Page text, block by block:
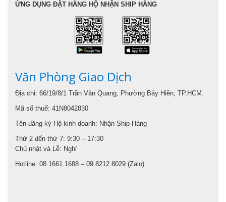
ỨNG DỤNG ĐẶT HÀNG HỘ NHẬN SHIP HÀNG
Văn Phòng Giao Dịch
Địa chỉ: 66/19/8/1 Trần Văn Quang, Phường Bảy Hiền, TP.HCM.
Mã số thuế: 41N8042830
Tên đăng ký Hộ kinh doanh: Nhận Ship Hàng
Thứ 2 đến thứ 7: 9:30 – 17:30
Chủ nhật và Lễ: Nghỉ
Hotline: 08.1661.1688 – 09.8212.8029 (Zalo)